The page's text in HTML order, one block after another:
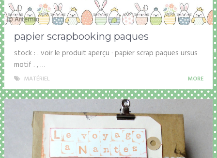
papier scrapbooking paques
stock : . voir le produit aperçu · papier scrap paques ursus
motif . , …
MATÉRIEL MORE